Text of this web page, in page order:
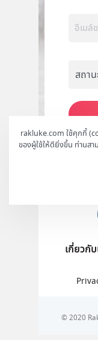
rakluke.com ใช้คุกกี้
ของผู้ใช้ให้ดียิ่งขึ้น ท่านสา
เกี่ยวกับ
© 2020